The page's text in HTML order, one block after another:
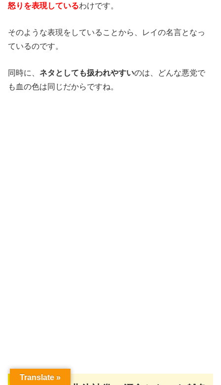
怒りを表現しているわけです。
そのような表現をしていることから、レイの名言となっ
ているのです。
同時に、ネタとしても扱われやすいのは、どんな悪党で
も血の色は同じだからですね。
Translate »